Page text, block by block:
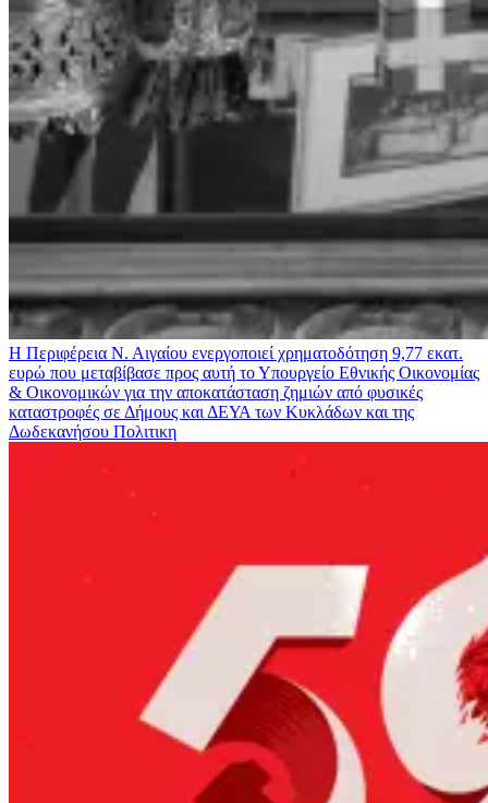
Η Περιφέρεια Ν. Αιγαίου ενεργοποιεί χρηματοδότηση 9,77 εκατ.
ευρώ που μεταβίβασε προς αυτή το Υπουργείο Εθνικής Οικονομίας
& Οικονομικών για την αποκατάσταση ζημιών από φυσικές
καταστροφές σε Δήμους και ΔΕΥΑ των Κυκλάδων και της
Δωδεκανήσου Πολιτικη